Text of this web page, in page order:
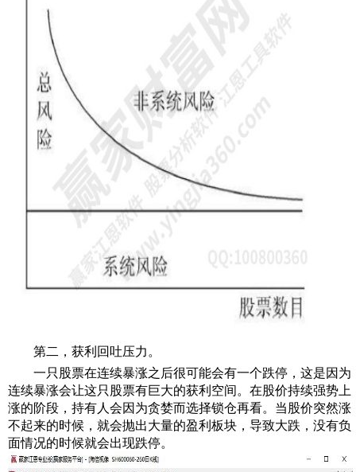
第二，获利回吐压力。
一只股票在连续暴涨之后很可能会有一个跌停，这是因为
连续暴涨会让这只股票有巨大的获利空间。在股价持续强势上
涨的阶段，持有人会因为贪婪而选择锁仓再看。当股价突然涨
不起来的时候，就会抛出大量的盈利板块，导致大跌，没有负
面情况的时候就会出现跌停。